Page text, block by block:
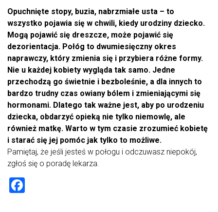
Opuchnięte stopy, buzia, nabrzmiałe usta – to
wszystko pojawia się w chwili, kiedy urodziny dziecko.
Mogą pojawić się dreszcze, może pojawić się
dezorientacja. Połóg to dwumiesięczny okres
naprawczy, który zmienia się i przybiera różne formy.
Nie u każdej kobiety wygląda tak samo. Jedne
przechodzą go świetnie i bezboleśnie, a dla innych to
bardzo trudny czas owiany bólem i zmieniającymi się
hormonami. Dlatego tak ważne jest, aby po urodzeniu
dziecka, obdarzyć opieką nie tylko niemowlę, ale
również matkę. Warto w tym czasie zrozumieć kobietę
i starać się jej pomóc jak tylko to możliwe.
Pamiętaj, że jeśli jesteś w połogu i odczuwasz niepokój,
zgłoś się o poradę lekarza.